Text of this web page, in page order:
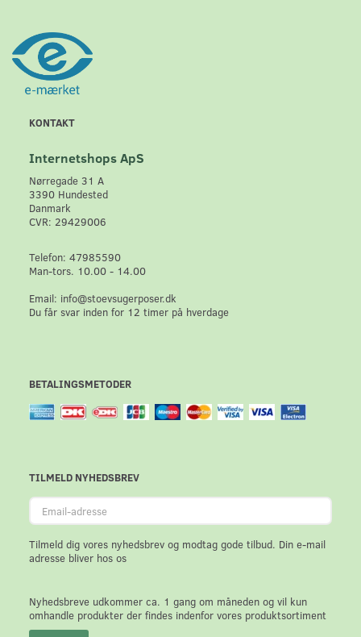
KONTAKT
Internetshops ApS
Nørregade 31 A
3390 Hundested
Danmark
CVR: 29429006
Telefon: 47985590
Man-tors. 10.00 - 14.00
Email: info@stoevsugerposer.dk
Du får svar inden for 12 timer på hverdage
BETALINGSMETODER
TILMELD NYHEDSBREV
Email-
adresse
Tilmeld dig vores nyhedsbrev og modtag gode tilbud. Din e-mail
adresse bliver hos os
Nyhedsbreve udkommer ca. 1 gang om måneden og vil kun
omhandle produkter der findes indenfor vores produktsortiment